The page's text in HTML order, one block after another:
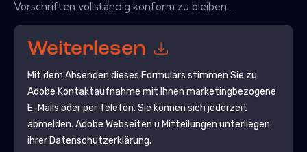
Vorschriften vollständig konform zu bleiben .
Weiterlesen
Mit dem Absenden dieses Formulars stimmen Sie zu
Adobe Kontaktaufnahme mit Ihnen marketingbezogene
E-Mails oder per Telefon. Sie können sich jederzeit
abmelden. Adobe Webseiten u Mitteilungen unterliegen
ihrer Datenschutzerklärung.